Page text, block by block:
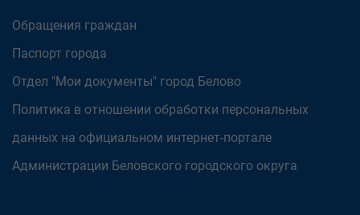
Обращения граждан
Паспорт города
Отдел "Мои документы" город Белово
Политика в отношении обработки персональных
данных на официальном интернет-портале
Администрации Беловского городского округа